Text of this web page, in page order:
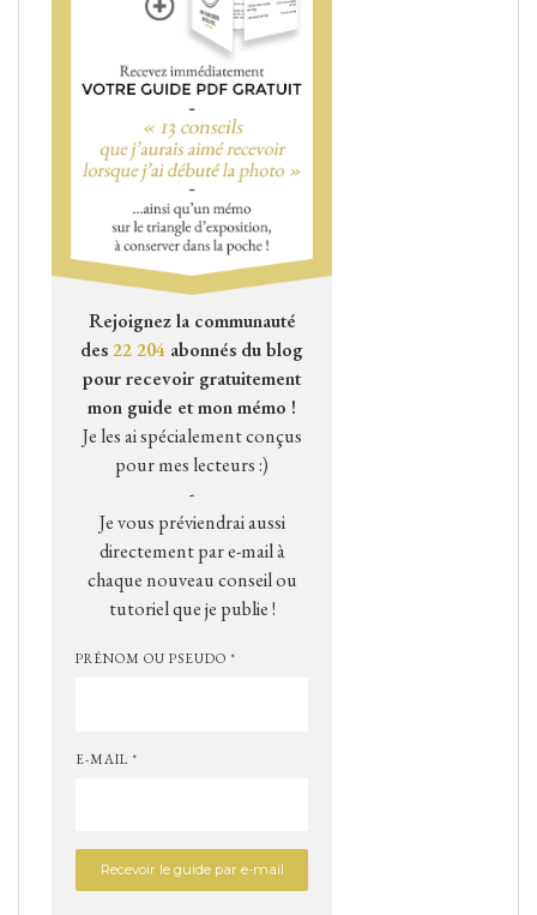
Rejoignez la communauté
des22 204 abonnés du blog
pour recevoir gratuitement
mon guide et mon mémo !
Je les ai spécialement conçus
pour mes lecteurs :)
-
Je vous préviendrai aussi
directement par e-mail à
chaque nouveau conseil ou
tutoriel que je publie !
PRÉNOM OU PSEUDO *
E-MAIL *